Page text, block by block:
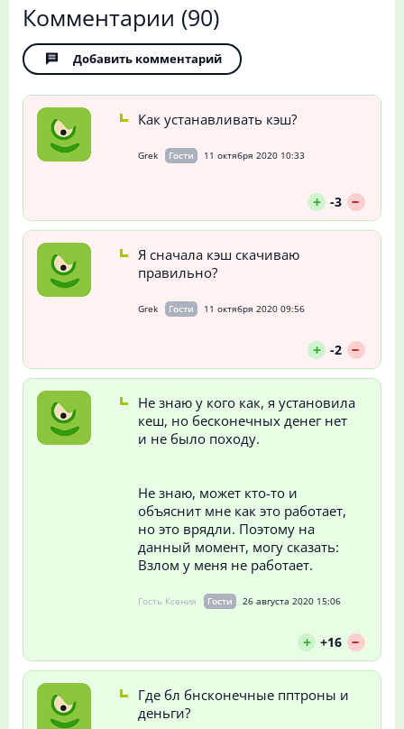
Комментарии (90)
Добавить комментарий
Как устанавливать кэш?
Grek Гости 11 октября 2020 10:33
+ -3 --
Я сначала кэш скачиваю
правильно?
Grek Гости 11 октября 2020 09:56
+ -2 --
Не знаю у кого как, я установила
кеш, но бесконечных денег нет
и не было походу.
Не знаю, может кто-то и
объяснит мне как это работает,
но это врядли. Поэтому на
данный момент, могу сказать:
Взлом у меня не работает.
Гость Ксения Гости 26 августа 2020 15:06
+ +16 --
Где бл бнсконечные пптроны и
деньги?